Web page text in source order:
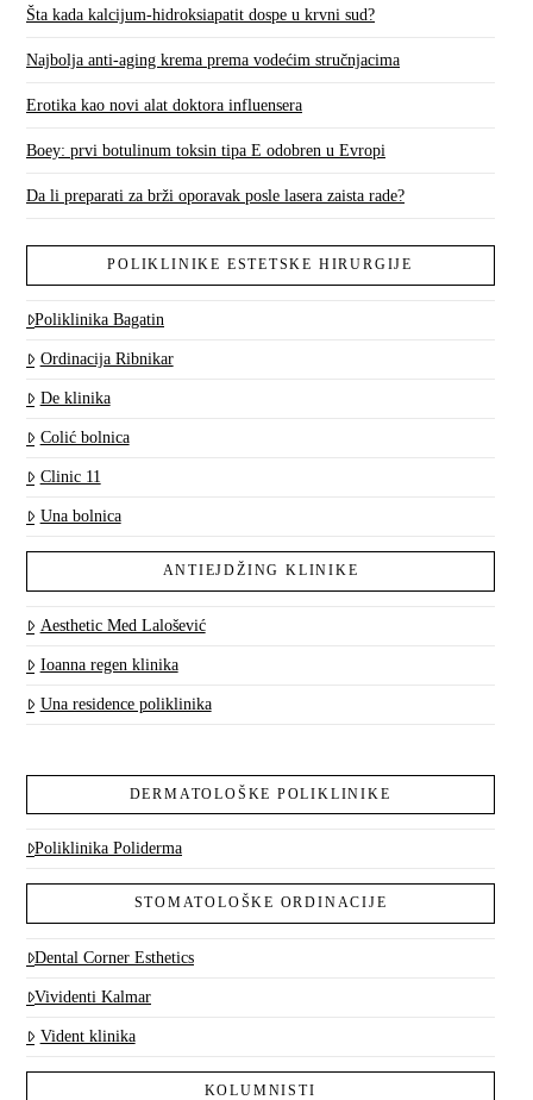
Šta kada kalcijum-hidroksiapatit dospe u krvni sud?
Najbolja anti-aging krema prema vodećim stručnjacima
Erotika kao novi alat doktora influensera
Boey: prvi botulinum toksin tipa E odobren u Evropi
Da li preparati za brži oporavak posle lasera zaista rade?
POLIKLINIKE ESTETSKE HIRURGIJE
Poliklinika Bagatin
Ordinacija Ribnikar
De klinika
Colić bolnica
Clinic 11
Una bolnica
ANTIEJDŽING KLINIKE
Aesthetic Med Lalošević
Ioanna regen klinika
Una residence poliklinika
DERMATOLOŠKE POLIKLINIKE
Poliklinika Poliderma
STOMATOLOŠKE ORDINACIJE
Dental Corner Esthetics
Vividenti Kalmar
Vident klinika
KOLUMNISTI